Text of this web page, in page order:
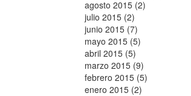
agosto 2015 (2)
julio 2015 (2)
junio 2015 (7)
mayo 2015 (5)
abril 2015 (5)
marzo 2015 (9)
febrero 2015 (5)
enero 2015 (2)